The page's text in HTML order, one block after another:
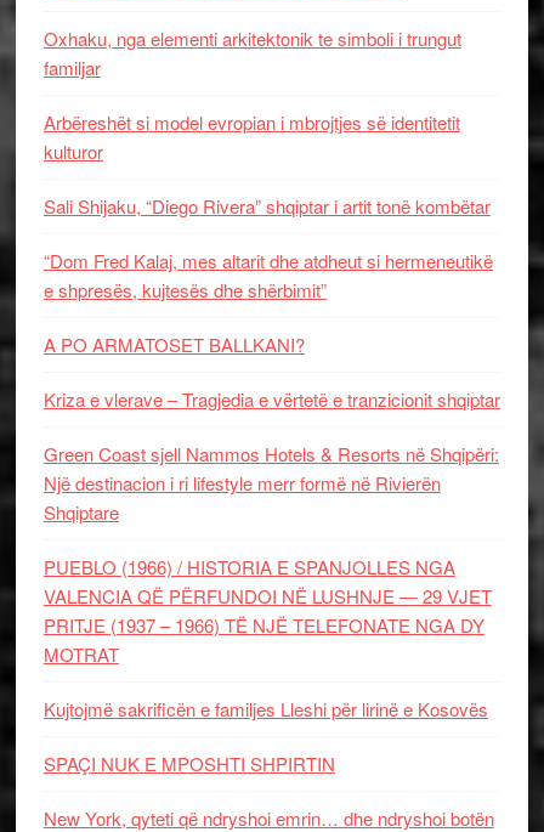
Oxhaku, nga elementi arkitektonik te simboli i trungut
familjar
Arbëreshët si model evropian i mbrojtjes së identitetit
kulturor
Sali Shijaku, “Diego Rivera” shqiptar i artit tonë kombëtar
“Dom Fred Kalaj, mes altarit dhe atdheut si hermeneutikë
e shpresës, kujtesës dhe shërbimit”
A PO ARMATOSET BALLKANI?
Kriza e vlerave – Tragjedia e vërtetë e tranzicionit shqiptar
Green Coast sjell Nammos Hotels & Resorts në Shqipëri:
Një destinacion i ri lifestyle merr formë në Rivierën
Shqiptare
PUEBLO (1966) / HISTORIA E SPANJOLLES NGA
VALENCIA QË PËRFUNDOI NË LUSHNJE — 29 VJET
PRITJE (1937 – 1966) TË NJË TELEFONATE NGA DY
MOTRAT
Kujtojmë sakrificën e familjes Lleshi për lirinë e Kosovës
SPAÇI NUK E MPOSHTI SHPIRTIN
New York, qyteti që ndryshoi emrin… dhe ndryshoi botën